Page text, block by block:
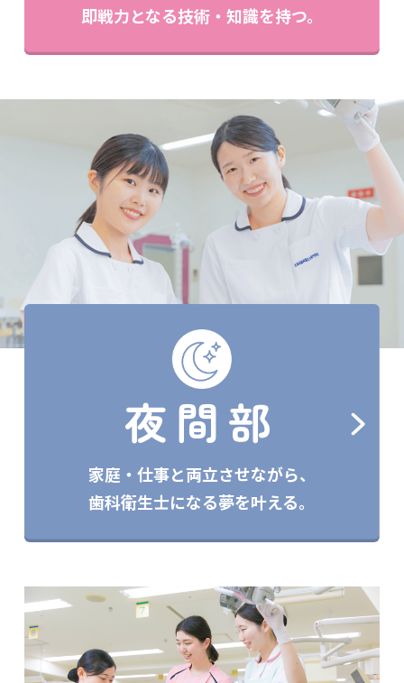
即戦力となる技術・知識を持つ。
夜間部
家庭・仕事と両立させながら、
歯科衛生士になる夢を叶える。